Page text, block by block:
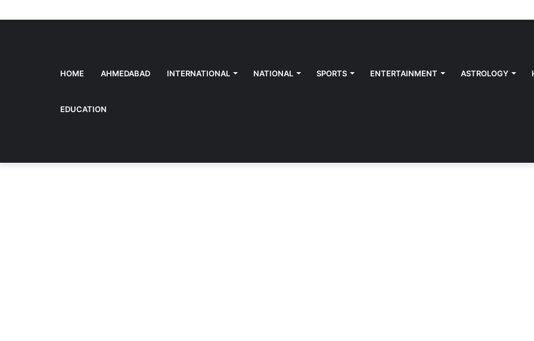
HOME AHMEDABAD INTERNATIONAL NATIONAL SPORTS ENTERTAINMENT ASTROLOGY
EDUCATION